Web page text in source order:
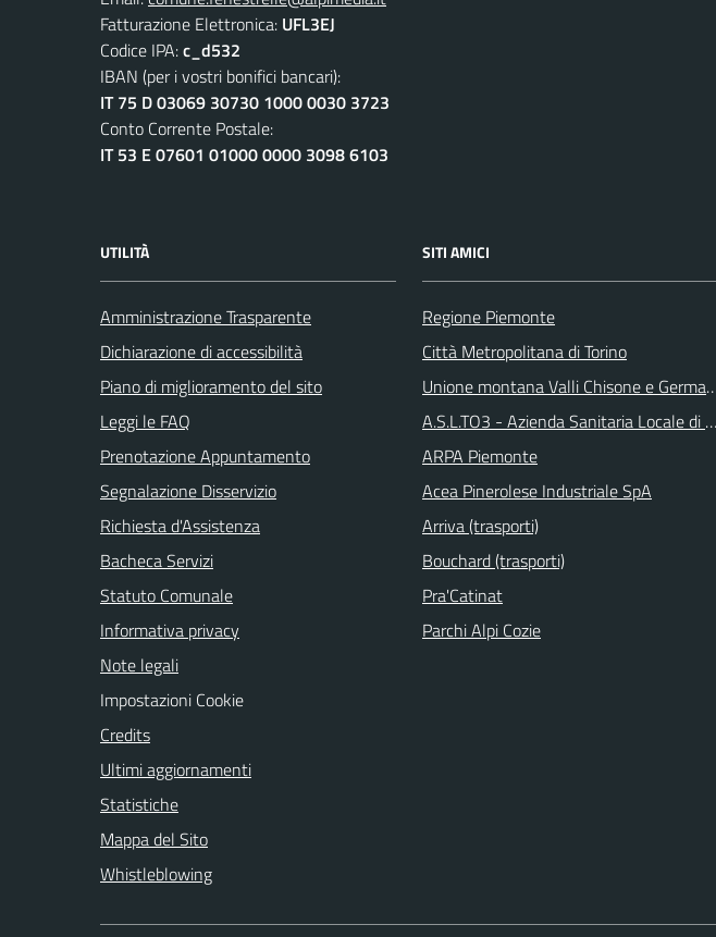
Fatturazione Elettronica: UFL3EJ
Codice IPA:c_d532
IBAN (per i vostri bonifici bancari):
IT 75 D 03069 30730 1000 0030 3723
Conto Corrente Postale:
IT 53 E 07601 01000 0000 3098 6103
UTILITÀ
Amministrazione Trasparente
Dichiarazione di accessibilità
Piano di miglioramento del sito
Leggi le FAQ
Prenotazione Appuntamento
Segnalazione Disservizio
Richiesta d'Assistenza
Bacheca Servizi
Statuto Comunale
Informativa privacy
Note legali
Impostazioni Cookie
Credits
Ultimi aggiornamenti
Statistiche
Mappa del Sito
Whistleblowing
SITI AMICI
Regione Piemonte
Città Metropolitana di Torino
Unione montana Valli Chisone e
A.S.L.TO3 - Azienda Sanitaria Locale di
ARPA Piemonte
Acea Pinerolese Industriale SpA
Arriva (trasporti)
Bouchard (trasporti)
Pra'Catinat
Parchi Alpi Cozie